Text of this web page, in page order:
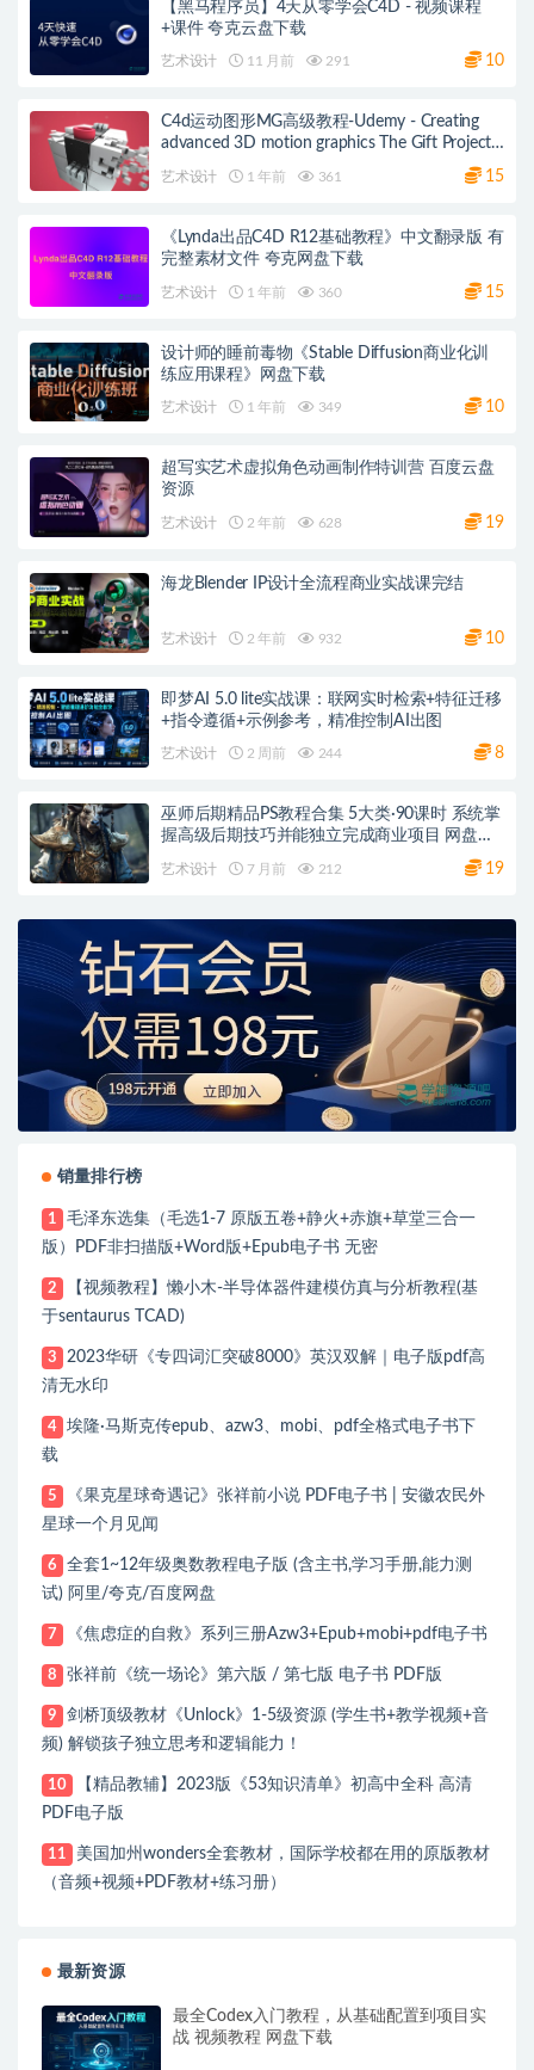
【黑马程序员】4天从零学会C4D - 视频课程
+课件 夸克云盘下载
艺术设计 11 月前 291 10
C4d运动图形MG高级教程-Udemy - Creating
advanced 3D motion graphics The Gift Project
艺术设计 1 年前 361 15
《Lynda出品C4D R12基础教程》中文翻录版 有
完整素材文件 夸克网盘下载
艺术设计 1 年前 360 15
设计师的睡前毒物《Stable Diffusion商业化训
练应用课程》网盘下载
艺术设计 1 年前 349 10
超写实艺术虚拟角色动画制作特训营 百度云盘
资源
艺术设计 2 年前 628 19
海龙Blender IP设计全流程商业实战课完结
艺术设计 2 年前 932 10
即梦AI 5.0 lite实战课：联网实时检索+特征迁移
+指令遵循+示例参考，精准控制AI出图
艺术设计 2 周前 244 8
巫师后期精品PS教程合集 5大类·90课时 系统掌
握高级后期技巧并能独立完成商业项目 网盘下
艺术设计 7 月前 212 19
销量排行榜
1
毛泽东选集（毛选1-7 原版五卷+静火+赤旗+草堂三合一
版）PDF非扫描版+Word版+Epub电子书 无密
2
【视频教程】懒小木-半导体器件建模仿真与分析教程(基
于sentaurus TCAD)
3
2023华研《专四词汇突破8000》英汉双解｜电子版pdf高
清无水印
4
埃隆·马斯克传epub、azw3、mobi、pdf全格式电子书下
载
5
《果克星球奇遇记》张祥前小说 PDF电子书 | 安徽农民外
星球一个月见闻
6
全套1~12年级奥数教程电子版 (含主书,学习手册,能力测
试) 阿里/夸克/百度网盘
7 《焦虑症的自救》系列三册Azw3+Epub+mobi+pdf电子书
8 张祥前《统一场论》第六版 / 第七版 电子书 PDF版
9
剑桥顶级教材《Unlock》1-5级资源 (学生书+教学视频+音
频) 解锁孩子独立思考和逻辑能力！
10
【精品教辅】2023版《53知识清单》初高中全科 高清
PDF电子版
11
美国加州wonders全套教材，国际学校都在用的原版教材
（音频+视频+PDF教材+练习册）
最新资源
最全Codex入门教程，从基础配置到项目实
战 视频教程 网盘下载